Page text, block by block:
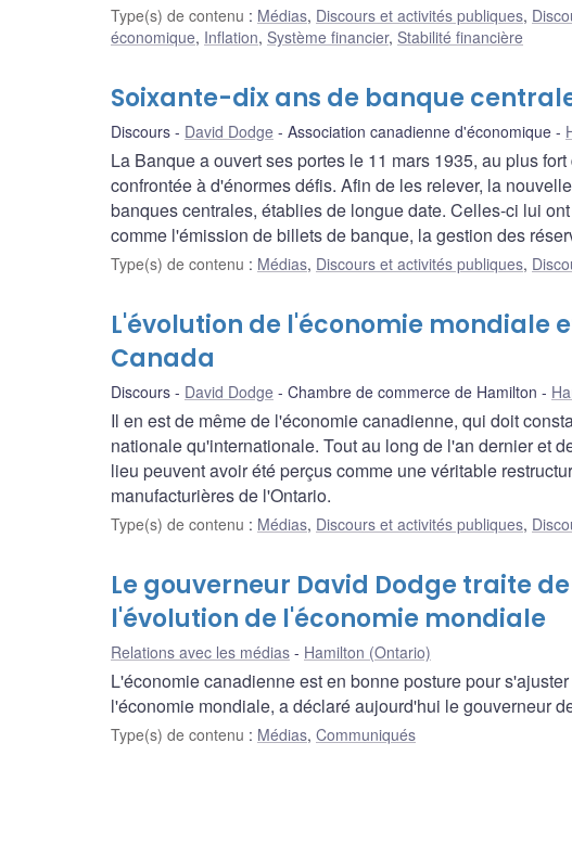
Type(s) de contenu : Médias, Discours et activités publiques,
économique, Inflation, Système financier, Stabilité financière
Soixante-dix ans de banque
Discours David Dodge Association canadienne d'économique
La Banque a ouvert ses portes le 11 mars 1935, au plus
confrontée à d'énormes défis. Afin de les relever, la
banques centrales, établies de longue date. Celles-ci lui
comme l'émission de billets de banque, la gestion des
Type(s) de contenu : Médias, Discours et activités publiques,
L'évolution de l'économie mondiale
Canada
Discours David Dodge Chambre de commerce de Hamilton
Il en est de même de l'économie canadienne, qui doit
nationale qu'internationale. Tout au long de l'an dernier et
lieu peuvent avoir été perçus comme une véritable
manufacturières de l'Ontario.
Type(s) de contenu : Médias, Discours et activités publiques,
Le gouverneur David Dodge traite
l'évolution de l'économie mondiale
Relations avec les médias Hamilton (Ontario)
L'économie canadienne est en bonne posture pour
l'économie mondiale, a déclaré aujourd'hui le gouverneur
Type(s) de contenu : Médias, Communiqués